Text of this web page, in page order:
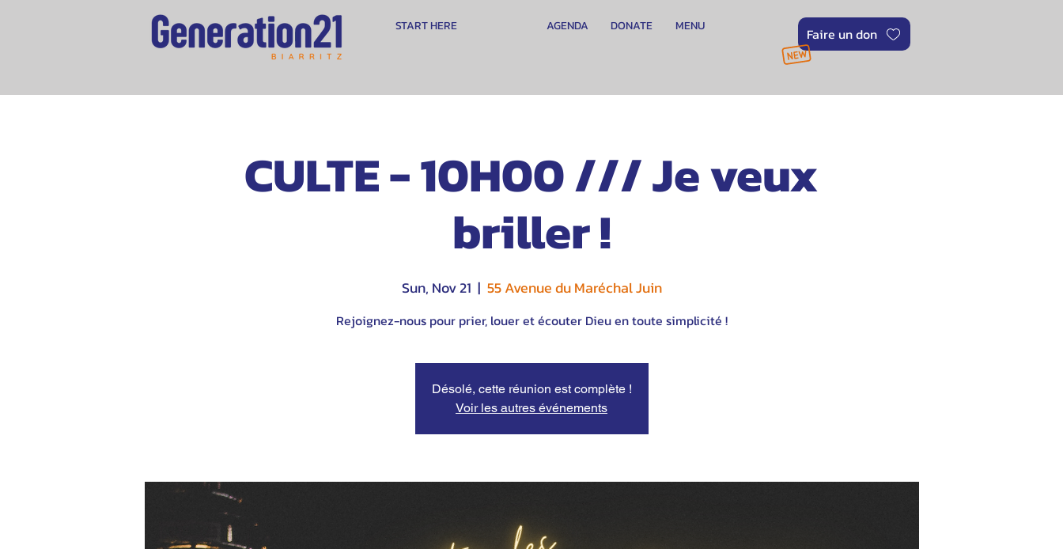
START HERE DONATE MENU
AGENDA Faire un don
CULTE - 10H00 /// Je veux
briller !
Sun, Nov 21
  |
55 Avenue du Maréchal Juin
Rejoignez-nous pour prier, louer et écouter Dieu en toute simplicité !
Désolé, cette réunion est complète !
Voir les autres événements